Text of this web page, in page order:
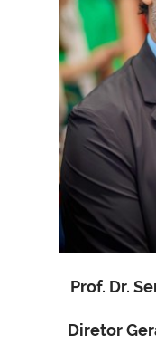
Prof. Dr.
Diretor